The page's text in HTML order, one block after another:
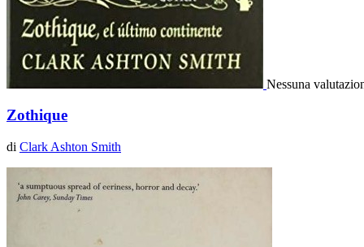
Nessuna
Zothique
di Clark Ashton Smith